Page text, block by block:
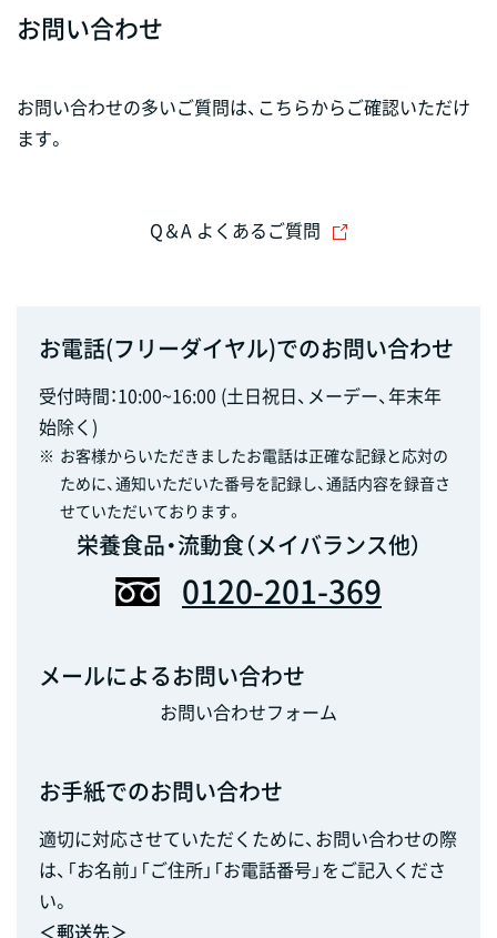
お問い合わせ
お問い合わせの多いご質問は、こちらからご確認いただけ
ます。
Q＆A よくあるご質問
お電話(フリーダイヤル)でのお問い合わせ
受付時間：10:00~16:00 (土日祝日、メーデー、年末年
始除く)
※ お客様からいただきましたお電話は正確な記録と応対の
ために、通知いただいた番号を記録し、通話内容を録音さ
せていただいております。
栄養食品・流動食（メイバランス他）
0120-201-369
メールによるお問い合わせ
お問い合わせフォーム
お手紙でのお問い合わせ
適切に対応させていただくために、お問い合わせの際
は、「お名前」「ご住所」「お電話番号」をご記入くださ
い。
＜郵送先＞